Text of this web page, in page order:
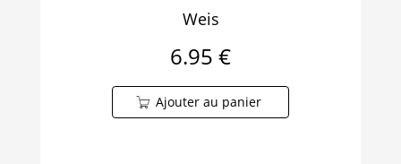
Weis
6.95 €
Ajouter au panier